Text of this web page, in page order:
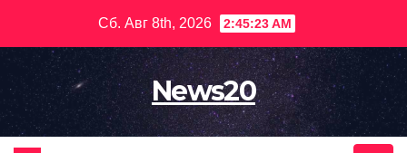
содержимому
Сб. Авг 8th, 2026 2:45:24 AM
News20